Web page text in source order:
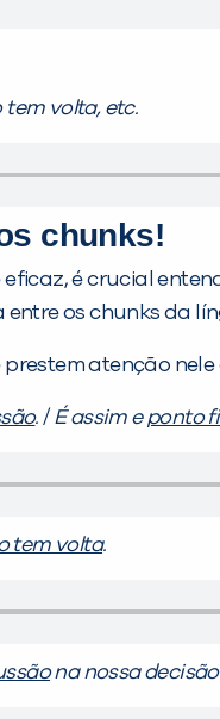
tem volta, etc.
chunks!
é crucial
os chunks da
prestem atenção
. / É assim eponto
tem volta.
na nossa